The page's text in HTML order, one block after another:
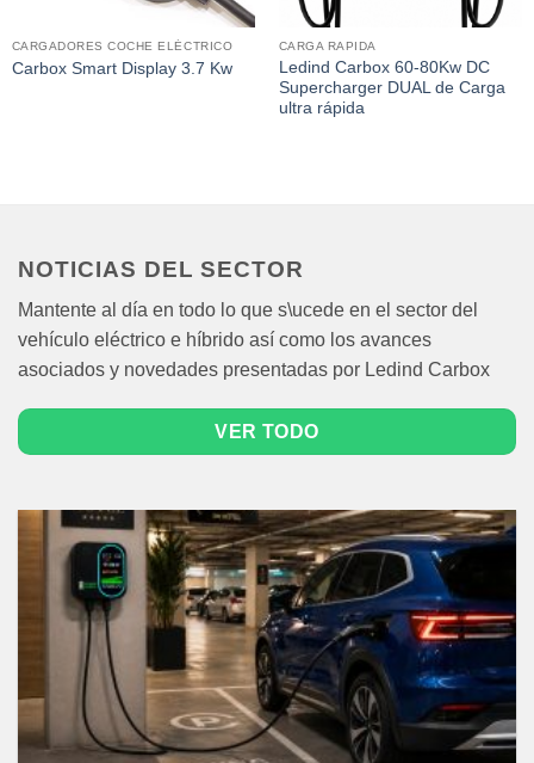
CARGADORES COCHE ELÉCTRICO
Carbox Smart Display 3.7 Kw
CARGA RAPIDA
Ledind Carbox 60-80Kw DC
Supercharger DUAL de Carga
ultra rápida
NOTICIAS DEL SECTOR
Mantente al día en todo lo que s\ucede en el sector del
vehículo eléctrico e híbrido así como los avances
asociados y novedades presentadas por Ledind Carbox
VER TODO